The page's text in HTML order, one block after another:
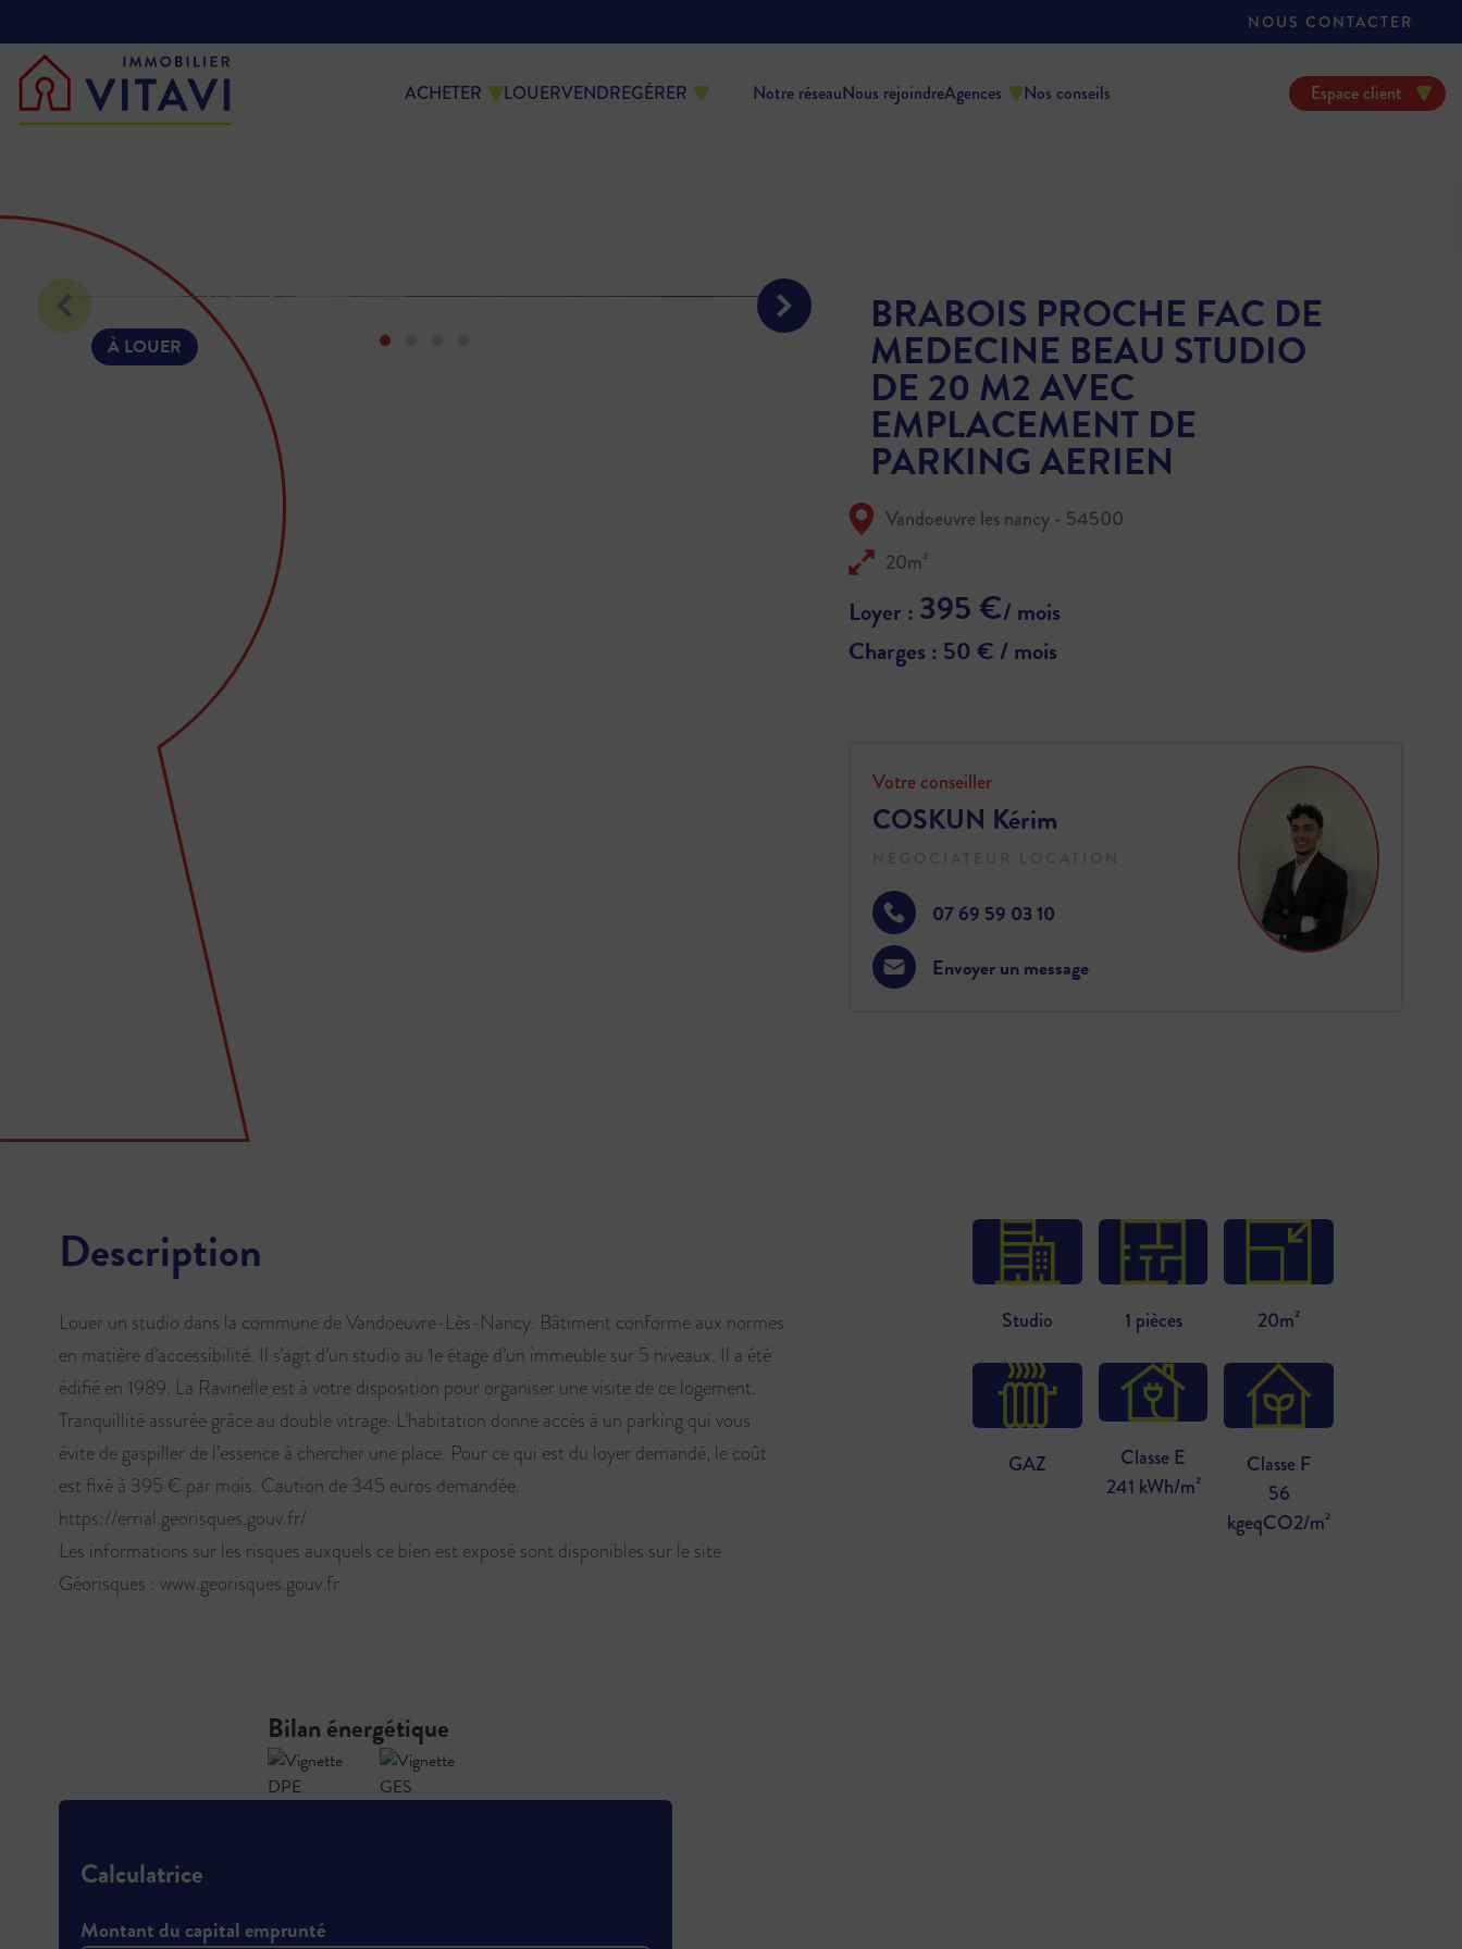
NOUS CONTACTER
ACHETER LOUERVENDREGÉRER Notre réseauNous rejoindreAgences Nos conseils Espace client
À LOUER
BRABOIS PROCHE FAC DE
MEDECINE BEAU STUDIO
DE 20 M2 AVEC
EMPLACEMENT DE
PARKING AERIEN
Vandoeuvre les nancy - 54500
20m²
Loyer : 395 €/ mois
Charges : 50 € / mois
Votre conseiller
COSKUN Kérim
07 69 59 03 10
Envoyer un message
Description
Louer un studio dans la commune de Vandoeuvre-Lès-Nancy. Bâtiment conforme aux normes
en matière d’accessibilité. Il s’agit d’un studio au 1e étage d’un immeuble sur 5 niveaux. Il a été
édifié en 1989. La Ravinelle est à votre disposition pour organiser une visite de ce logement.
Tranquillité assurée grâce au double vitrage. L’habitation donne accès à un parking qui vous
évite de gaspiller de l’essence à chercher une place. Pour ce qui est du loyer demandé, le coût
est fixé à 395 € par mois. Caution de 345 euros demandée.
https://errial.georisques.gouv.fr/
Les informations sur les risques auxquels ce bien est exposé sont disponibles sur le site
Géorisques : www.georisques.gouv.fr
Studio 1 pièces 20m²
GAZ
Classe E
241 kWh/m²
Classe F
56
kgeqCO2/m²
Bilan énergétique
Calculatrice
Montant du capital emprunté